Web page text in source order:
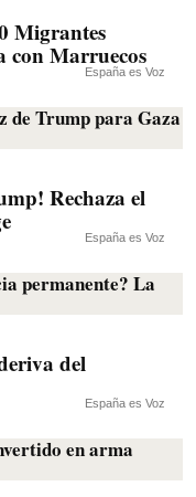
Migrantes
con Marruecos
España es Voz
Rechaza el
España es Voz
del
España es Voz